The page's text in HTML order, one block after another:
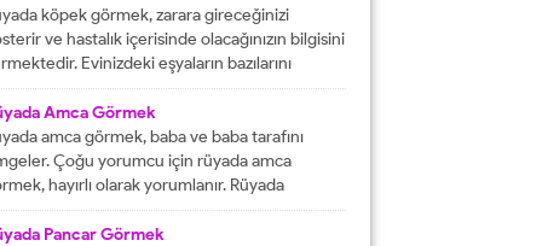
olmasına işaret etmektedir. İşlerinizin
gideceğini gösterirken, ömür boyu
olan konforlu bir hayatın varlığına delalet
Ağız tadınızı bozan faktörleri...
köpek görmek, zarara gireceğinizi
ve hastalık içerisinde olacağınızın bilgisini
Evinizdeki eşyaların bazılarını
delalet etmektedir. Kuvvetsiz
durumun içerisinde kalacağınızın ve rahatsızlık
olacağınızın haberini vermektedir.
dönemlerin içerisinde olacağınızın
verir ve kendinizi başarısız
işaret olacaktır. Diğer yandan ise
yapacak olan kişilerden dolayı başınızın...
Amca Görmek
amca görmek, baba ve baba tarafını
Çoğu yorumcu için rüyada amca
hayırlı olarak yorumlanır. Rüyada
gören kişi, kısa süre içerisinde
çözüp, huzura kavuşacak demektir.
Pancar Görmek